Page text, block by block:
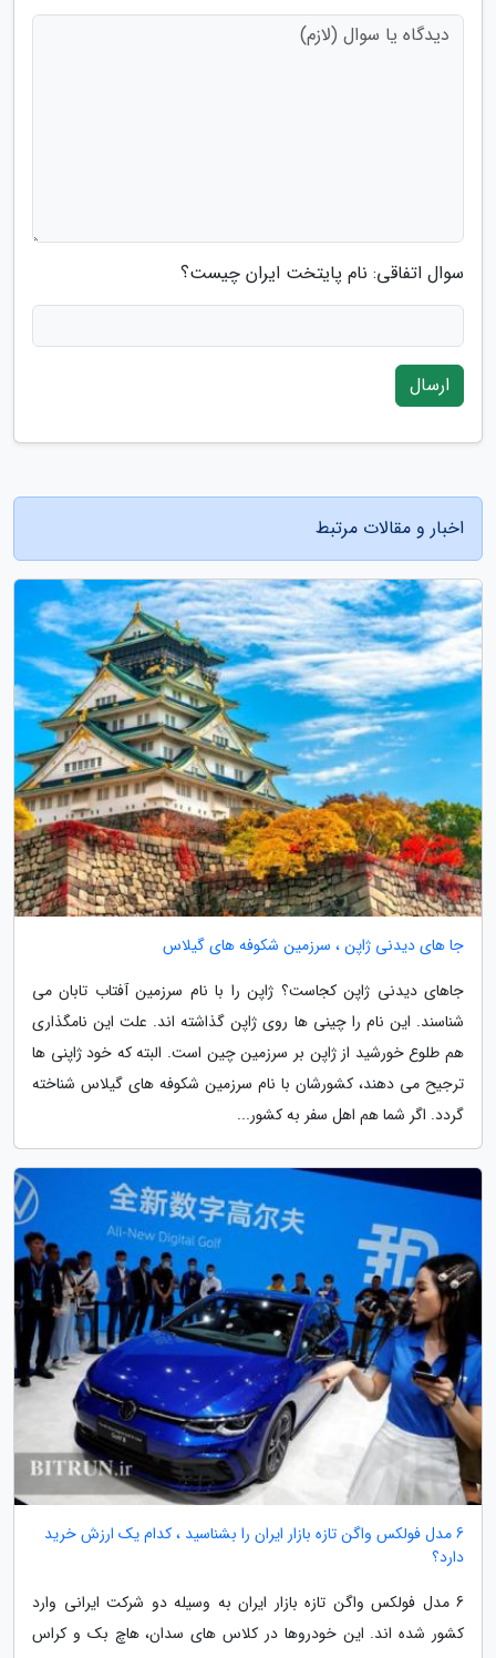
سوال اتفاقی: نام پایتخت ایران چیست؟
ارسال
اخبار و مقالات مرتبط
جا های دیدنی ژاپن ، سرزمین شکوفه های گیلاس
جاهای دیدنی ژاپن کجاست؟ ژاپن را با نام سرزمین آفتاب تابان می
شناسند. این نام را چینی ها روی ژاپن گذاشته اند. علت این نامگذاری
هم طلوع خورشید از ژاپن بر سرزمین چین است. البته که خود ژاپنی ها
ترجیح می دهند، کشورشان با نام سرزمین شکوفه های گیلاس شناخته
گردد. اگر شما هم اهل سفر به کشور...
6 مدل فولکس واگن تازه بازار ایران را بشناسید ، کدام یک ارزش خرید
دارد؟
6 مدل فولکس واگن تازه بازار ایران به وسیله دو شرکت ایرانی وارد
کشور شده اند. این خودروها در کلاس های سدان، هاچ بک و کراس